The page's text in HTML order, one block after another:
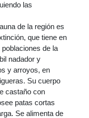
las
de la región es
que tiene en
de la
nadador y
y arroyos, en
Su cuerpo
castaño con
patas cortas
Se alimenta de